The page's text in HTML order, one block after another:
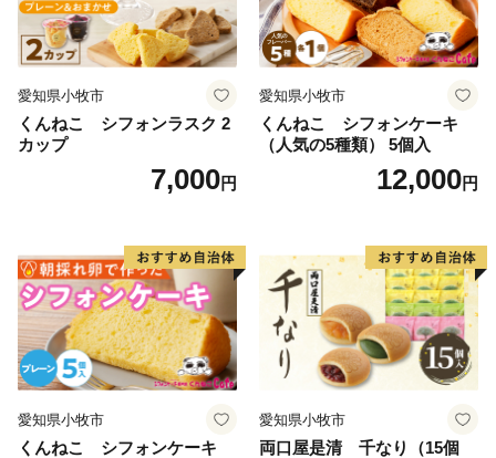
愛知県小牧市
くんねこ シフォンラスク 2
カップ
7,000円
愛知県小牧市
くんねこ シフォンケーキ
（人気の5種類） 5個入
12,000円
愛知県小牧市
くんねこ シフォンケーキ
愛知県小牧市
両口屋是清 千なり（15個